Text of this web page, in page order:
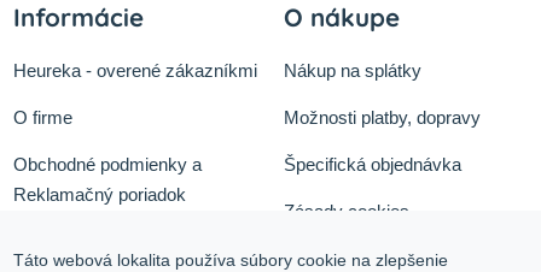
Informácie
Heureka - overené zákazníkmi
O firme
Obchodné podmienky a
Reklamačný poriadok
O nákupe
Nákup na splátky
Možnosti platby, dopravy
Špecifická objednávka
Zásady cookies
Ochrana osobných údajov
Táto webová lokalita používa súbory cookie na zlepšenie